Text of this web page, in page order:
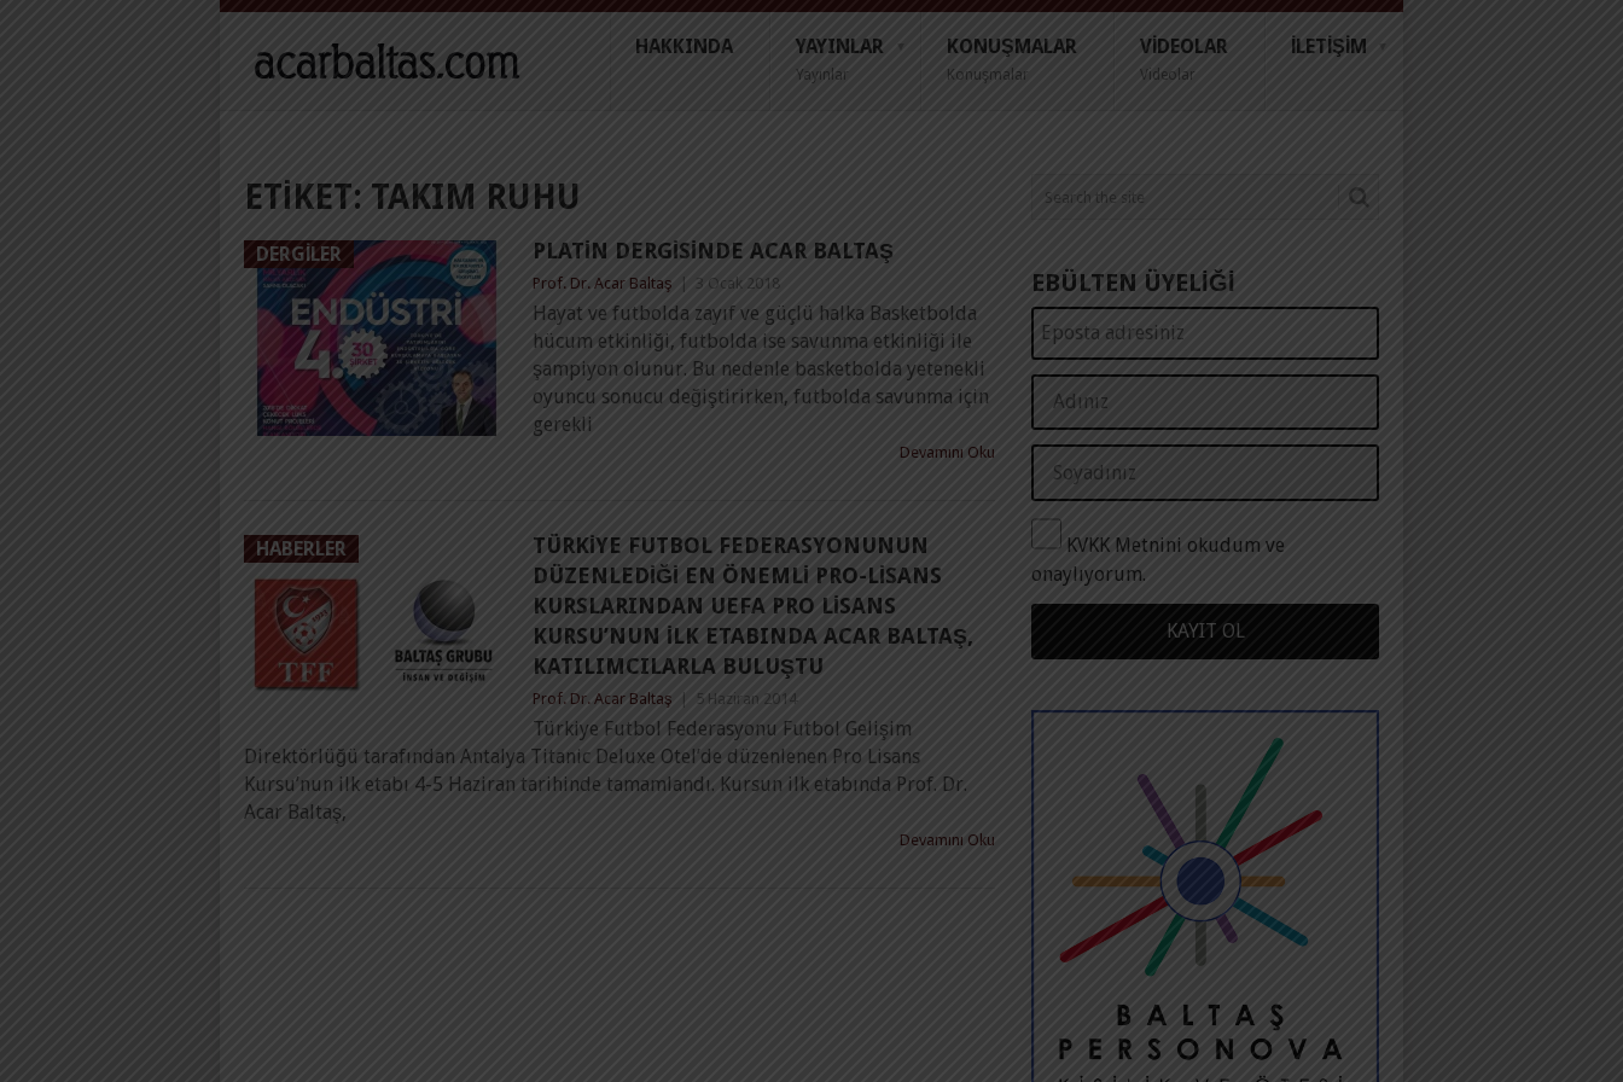
HAKKINDA YAYINLAR
Yayınlar
KONUŞMALAR
Konuşmalar
VIDEOLAR
Videolar
İLETIŞIM
ETIKET: TAKIM RUHU
DERGILER PLATIN DERGISINDE ACAR BALTAŞ
Prof. Dr. Acar Baltaş 3 Ocak 2018
Hayat ve futbolda zayıf ve güçlü halka Basketbolda
hücum etkinliği, futbolda ise savunma etkinliği ile
şampiyon olunur. Bu nedenle basketbolda yetenekli
oyuncu sonucu değiştirirken, futbolda savunma için
gerekli
Devamını Oku
HABERLER
TÜRKIYE FUTBOL FEDERASYONUNUN
DÜZENLEDIĞI EN ÖNEMLI PRO-LISANS
KURSLARINDAN UEFA PRO LISANS
KURSU’NUN İLK ETABINDA ACAR BALTAŞ,
KATILIMCILARLA BULUŞTU
Prof. Dr. Acar Baltaş 5 Haziran 2014
Türkiye Futbol Federasyonu Futbol Gelişim
Direktörlüğü tarafından Antalya Titanic Deluxe Otel’de düzenlenen Pro Lisans
Kursu’nun ilk etabı 4-5 Haziran tarihinde tamamlandı. Kursun ilk etabında Prof. Dr.
Acar Baltaş,
Devamını Oku
EBÜLTEN ÜYELİĞİ
KVKK Metnini okudum ve
onaylıyorum.